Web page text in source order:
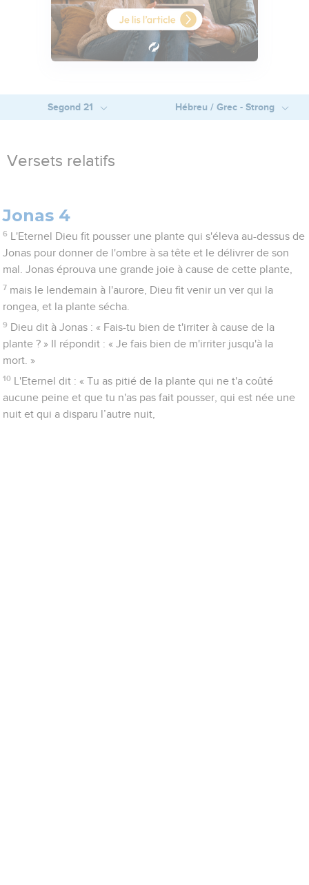
Segond 21 Hébreu / Grec - Strong
Versets relatifs
Jonas 4
6
L'Eternel Dieu fit pousser une plante qui s'éleva au-dessus de
Jonas pour donner de l'ombre à sa tête et le délivrer de son
mal. Jonas éprouva une grande joie à cause de cette plante,
7 mais le lendemain à l'aurore, Dieu fit venir un ver qui la
rongea, et la plante sécha.
9 Dieu dit à Jonas : « Fais-tu bien de t'irriter à cause de la
plante ? » Il répondit : « Je fais bien de m'irriter jusqu'à la
mort. »
10
L'Eternel dit : « Tu as pitié de la plante qui ne t'a coûté
aucune peine et que tu n'as pas fait pousser, qui est née une
nuit et qui a disparu l’autre nuit,